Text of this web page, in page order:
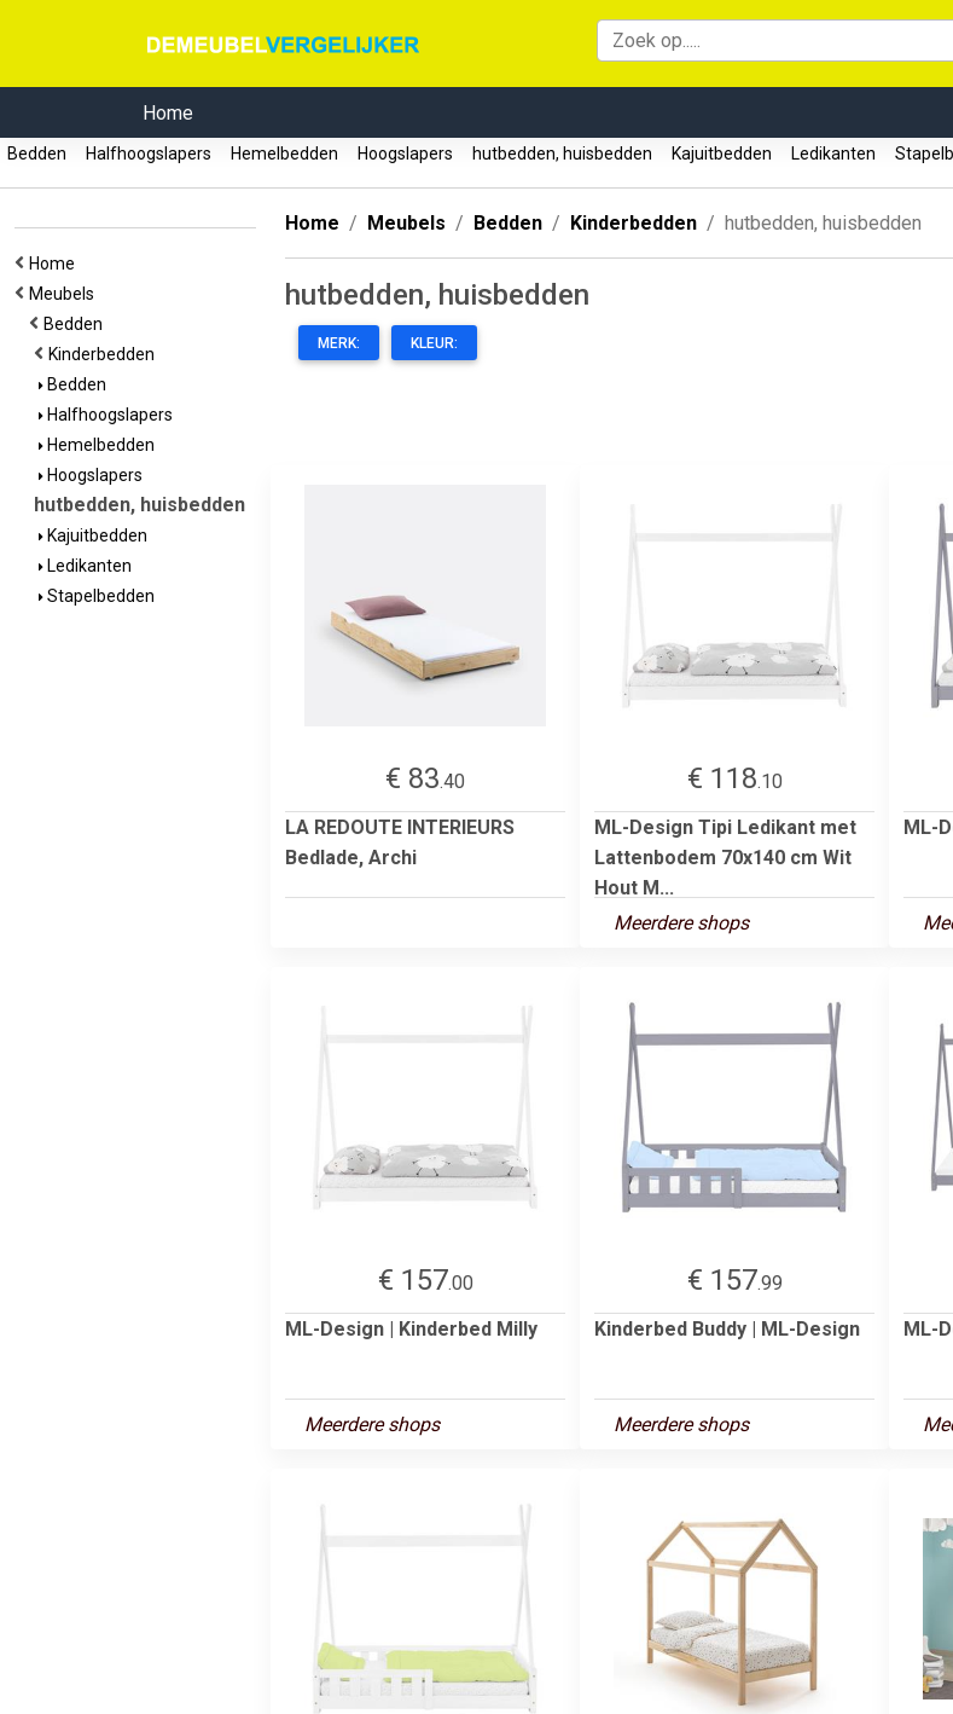
Home
Bedden Halfhoogslapers Hemelbedden Hoogslapers hutbedden, huisbedden Kajuitbedden Ledikanten
Home
Meubels
Bedden
Kinderbedden
Bedden
Halfhoogslapers
Hemelbedden
Hoogslapers
hutbedden, huisbedden
Kajuitbedden
Ledikanten
Stapelbedden
Home Meubels Bedden Kinderbedden hutbedden, huisbedden
hutbedden, huisbedden
MERK: KLEUR:
€ 83.40
LA REDOUTE INTERIEURS
Bedlade, Archi
€ 118.10
ML-Design Tipi Ledikant met
Lattenbodem 70x140 cm Wit
Hout M...
Meerdere shops
ML-
€ 157.00
ML-Design | Kinderbed Milly
Meerdere shops
€ 157.99
Kinderbed Buddy | ML-Design
Meerdere shops
ML-